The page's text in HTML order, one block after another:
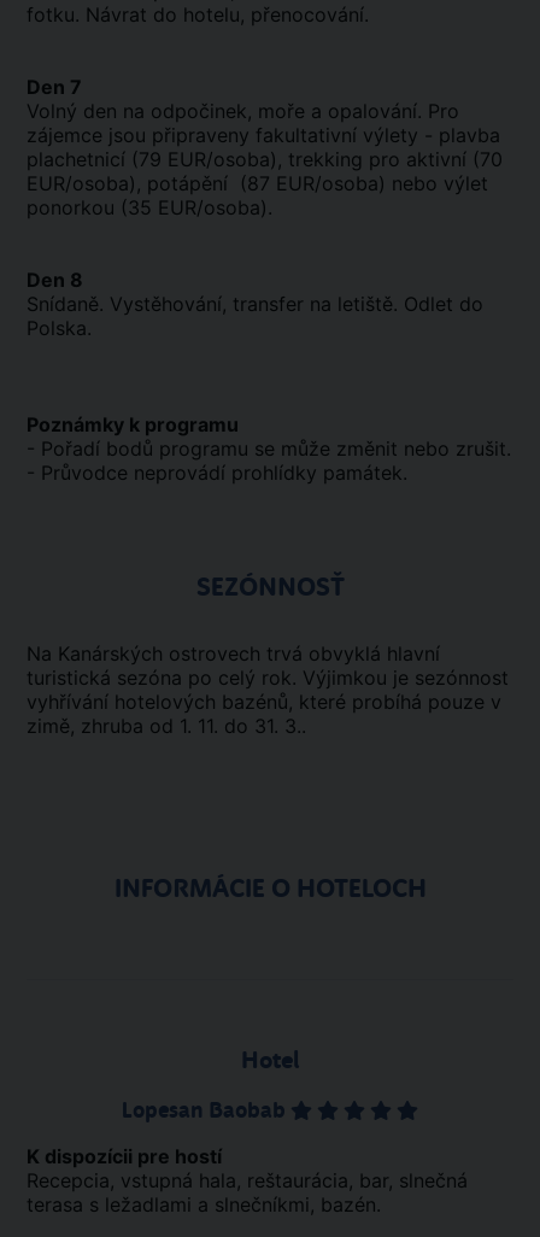
fotku. Návrat do hotelu, přenocování.
Den 7
Volný den na odpočinek, moře a opalování. Pro
zájemce jsou připraveny fakultativní výlety - plavba
plachetnicí (79 EUR/osoba), trekking pro aktivní (70
EUR/osoba), potápění (87 EUR/osoba) nebo výlet
ponorkou (35 EUR/osoba).
Den 8
Snídaně. Vystěhování, transfer na letiště. Odlet do
Polska.
Poznámky k programu
- Pořadí bodů programu se může změnit nebo zrušit.
- Průvodce neprovádí prohlídky památek.
SEZÓNNOSŤ
Na Kanárských ostrovech trvá obvyklá hlavní
turistická sezóna po celý rok. Výjimkou je sezónnost
vyhřívání hotelových bazénů, které probíhá pouze v
zimě, zhruba od 1. 11. do 31. 3..
INFORMÁCIE O HOTELOCH
Hotel
Lopesan Baobab
K dispozícii pre hostí
Recepcia, vstupná hala, reštaurácia, bar, slnečná
terasa s ležadlami a slnečníkmi, bazén.